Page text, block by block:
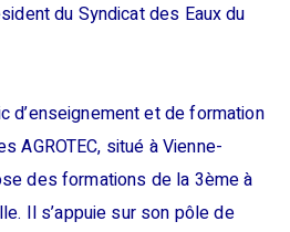
du Syndicat des Eaux du
d’enseignement et de formation
AGROTEC, situé à Vienne-
des formations de la 3ème à
Il s’appuie sur son pôle de